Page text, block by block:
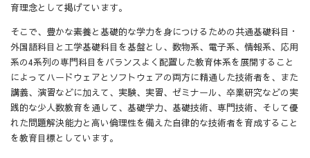
育理念として掲げています。
そこで、豊かな素養と基礎的な学力を身につけるための共通基礎科目・
外国語科目と工学基礎科目を基盤とし、数物系、電子系、情報系、応用
系の4系列の専門科目をバランスよく配置した教育体系を展開すること
によってハードウェアとソフトウェアの両方に精通した技術者を、また
講義、演習などに加えて、実験、実習、ゼミナール、卒業研究などの実
践的な少人数教育を通して、基礎学力、基礎技術、専門技術、そして優
れた問題解決能力と高い倫理性を備えた自律的な技術者を育成すること
を教育目標としています。